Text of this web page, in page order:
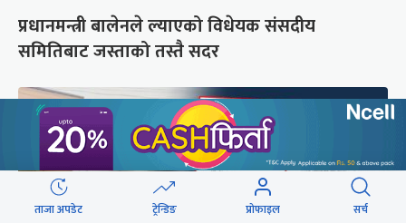
प्रधानमन्त्री बालेनले ल्याएको विधेयक संसदीय
समितिबाट जस्ताको तस्तै सदर
ताजा अपडेट ट्रेन्डिङ प्रोफाइल सर्च